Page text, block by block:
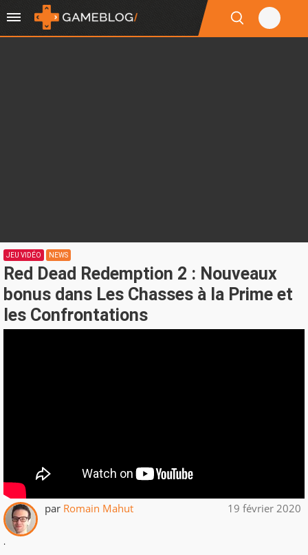
JEU VIDÉO NEWS
Red Dead Redemption 2 : Nouveaux
bonus dans Les Chasses à la Prime et
les Confrontations
par Romain Mahut 19 février 2020
.